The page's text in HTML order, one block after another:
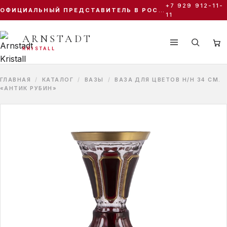
ОФИЦИАЛЬНЫЙ ПРЕДСТАВИТЕЛЬ В РОССИИ
+7 929 912-11-
11
ARNSTADT
KRISTALL
ПОИСК ПО КАТАЛОГУ
Antike Sunrose Gold Sunrose Palais Gold
ГЛАВНАЯ / КАТАЛОГ / ВАЗЫ /
ВАЗА ДЛЯ ЦВЕТОВ Н/Н 34 СМ.
«АНТИК РУБИН»